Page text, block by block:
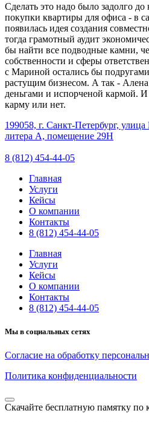
Сделать это надо было задолго до
покупки квартиры для офиса - в
появилась идея создания
тогда грамотный аудит
бы найти все подводные камни,
собственности и сферы
с Мариной остались бы
растущим бизнесом. А так - Алена
деньгами и испорченой кармой.
карму или нет.
199058, г. Санкт-Петербург,
литера А, помещение 29Н
8 (812) 454-44-05
Главная
Услуги
Кейсы
О компании
Контакты
8 (812) 454-44-05
Главная
Услуги
Кейсы
О компании
Контакты
8 (812) 454-44-05
Мы в социальных сетях
Согласие на обработку
Политика конфиденциальности
Скачайте бесплатную памятку по